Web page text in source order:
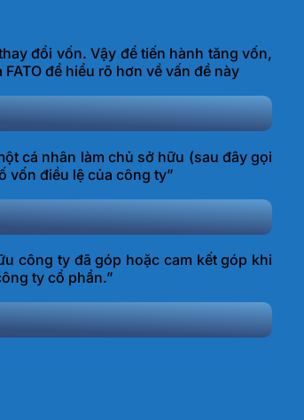
đổi vốn. Vậy để tiến hành tăng vốn,
để hiểu rõ hơn về vấn đề này
cá nhân làm chủ sở hữu (sau đây gọi
vốn điều lệ của công ty”
công ty đã góp hoặc cam kết góp khi
ty cổ phần.”